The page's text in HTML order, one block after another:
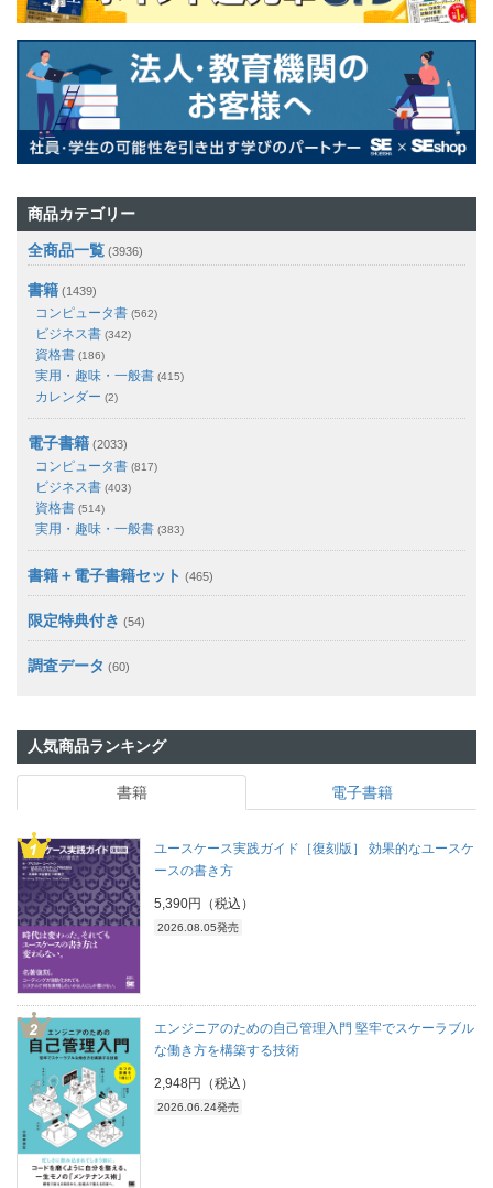
商品カテゴリー
全商品一覧 (3936)
書籍 (1439)
コンピュータ書 (562)
ビジネス書 (342)
資格書 (186)
実用・趣味・一般書 (415)
カレンダー (2)
電子書籍 (2033)
コンピュータ書 (817)
ビジネス書 (403)
資格書 (514)
実用・趣味・一般書 (383)
書籍＋電子書籍セット (465)
限定特典付き (54)
調査データ (60)
人気商品ランキング
書籍 電子書籍
ユースケース実践ガイド［復刻版］ 効果的なユースケ
ースの書き方
5,390円（税込）
2026.08.05発売
エンジニアのための自己管理入門 堅牢でスケーラブル
な働き方を構築する技術
2,948円（税込）
2026.06.24発売